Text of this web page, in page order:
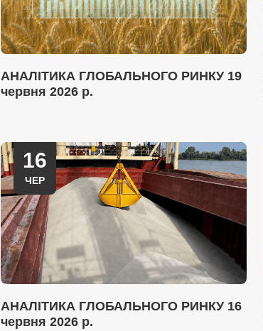
АНАЛІТИКА ГЛОБАЛЬНОГО РИНКУ 19
червня 2026 р.
16
ЧЕР
АНАЛІТИКА ГЛОБАЛЬНОГО РИНКУ 16
червня 2026 р.